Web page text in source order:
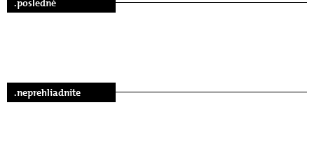
.posledné
.neprehliadnite